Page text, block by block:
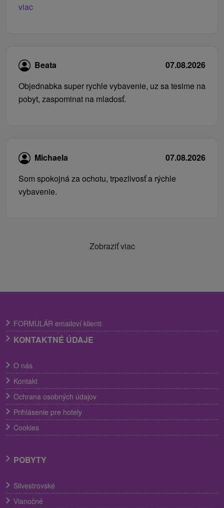
viac
Beata
07.08.2026
Objednabka super rychle vybavenie, uz sa tesime na
pobyt, zaspominat na mladosť.
Michaela
07.08.2026
Som spokojná za ochotu, trpezlivosť a rýchle
vybavenie.
Zobraziť viac
FORMULÁR emailoví klienti
KONTAKTNÉ ÚDAJE
O nás
Kontakt
Ochrana osobných údajov
Prihlásenie pre hotely
Cookies
POBYTY
Silvestrovské
Vianočné